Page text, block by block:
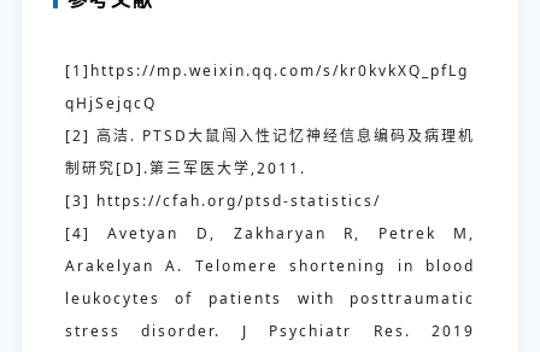
[1]https://mp.weixin.qq.com/s/kr0kvkXQ_pfLg
qHjSejqcQ
[2] 高洁. PTSD大鼠闯入性记忆神经信息编码及病理机
制研究[D].第三军医大学,2011.
[3] https://cfah.org/ptsd-statistics/
[4] Avetyan D, Zakharyan R, Petrek M,
Arakelyan A. Telomere shortening in blood
leukocytes of patients with posttraumatic
stress disorder. J Psychiatr Res. 2019